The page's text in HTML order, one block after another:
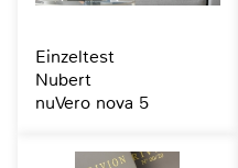
Einzeltest
Nubert
nuVero nova 5